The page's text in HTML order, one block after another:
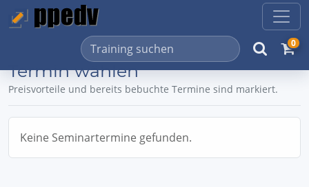
0
Termin wählen
Preisvorteile und bereits bebuchte Termine sind markiert.
Keine Seminartermine gefunden.